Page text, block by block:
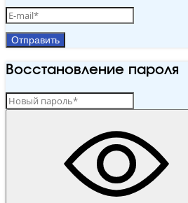
Отправить
Восстановление пароля